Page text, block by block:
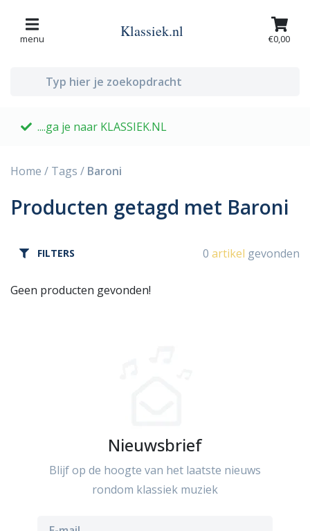
menu Klassiek.nl €0,00
....ga je naar KLASSIEK.NL
Home / Tags / Baroni
Producten getagd met Baroni
FILTERS 0 artikel gevonden
Geen producten gevonden!
Nieuwsbrief
Blijf op de hoogte van het laatste nieuws
rondom klassiek muziek